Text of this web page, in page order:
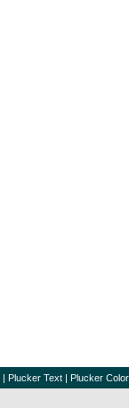
| Plucker Text | Plucker Color